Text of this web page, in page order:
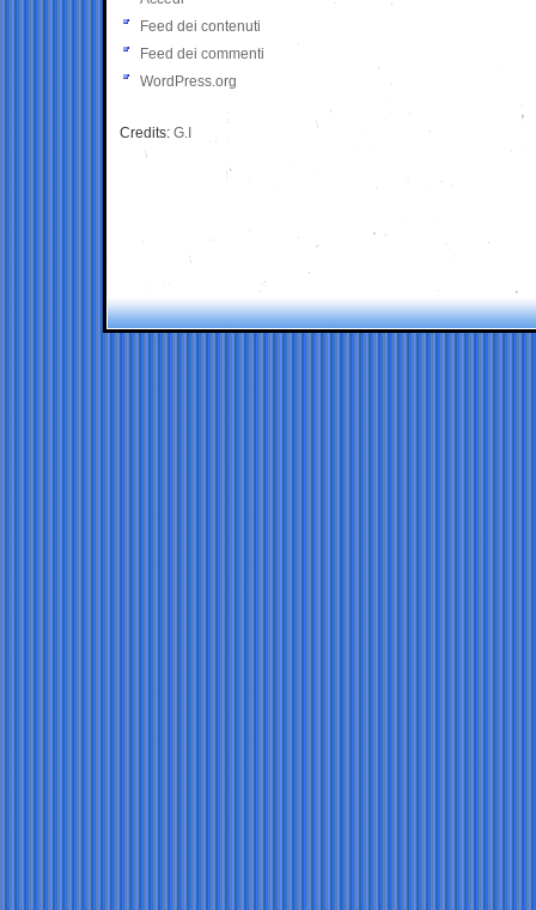
Feed dei contenuti
Feed dei commenti
WordPress.org
Credits: G.I